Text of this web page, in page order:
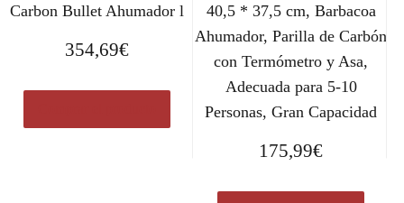
Carbon Bullet Ahumador l
354,69€
40,5 * 37,5 cm, Barbacoa
Ahumador, Parilla de Carbón
con Termómetro y Asa,
Adecuada para 5-10
Personas, Gran Capacidad
175,99€